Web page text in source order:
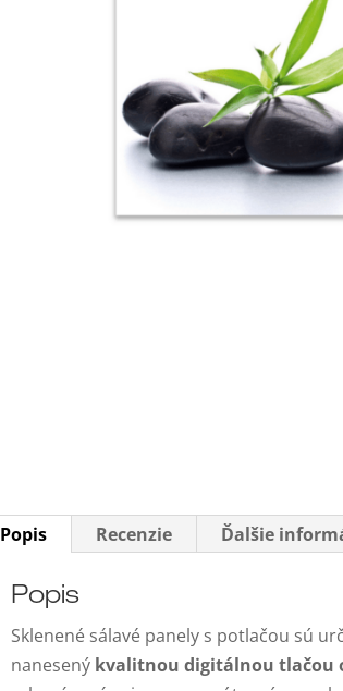
Popis Recenzie Ďalšie
Popis
Sklenené sálavé panely s potlačou sú
nanesený kvalitnou digitálnou tlačou